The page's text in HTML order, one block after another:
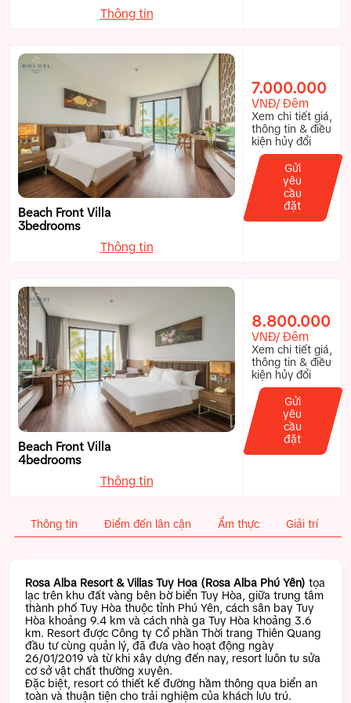
Thông tin
Beach Front Villa
3bedrooms
Thông tin
7.000.000
VNĐ/ Đêm
Xem chi tiết giá,
thông tin & điều
kiện hủy đổi
Gửi
yêu
cầu
đặt
Beach Front Villa
4bedrooms
Thông tin
8.800.000
VNĐ/ Đêm
Xem chi tiết giá,
thông tin & điều
kiện hủy đổi
Gửi
yêu
cầu
đặt
Thông tin Điểm đến lân cận Ẩm thực Giải trí
Rosa Alba Resort & Villas Tuy Hoa (Rosa Alba Phú Yên) tọa
lạc trên khu đất vàng bên bờ biển Tuy Hòa, giữa trung tâm
thành phố Tuy Hòa thuộc tỉnh Phú Yên, cách sân bay Tuy
Hòa khoảng 9.4 km và cách nhà ga Tuy Hòa khoảng 3.6
km. Resort được Công ty Cổ phần Thời trang Thiên Quang
đầu tư cùng quản lý, đã đưa vào hoạt động ngày
26/01/2019 và từ khi xây dựng đến nay, resort luôn tu sửa
cơ sở vật chất thường xuyên.
Đặc biệt, resort có thiết kế đường hầm thông qua biển an
toàn và thuận tiện cho trải nghiệm của khách lưu trú.